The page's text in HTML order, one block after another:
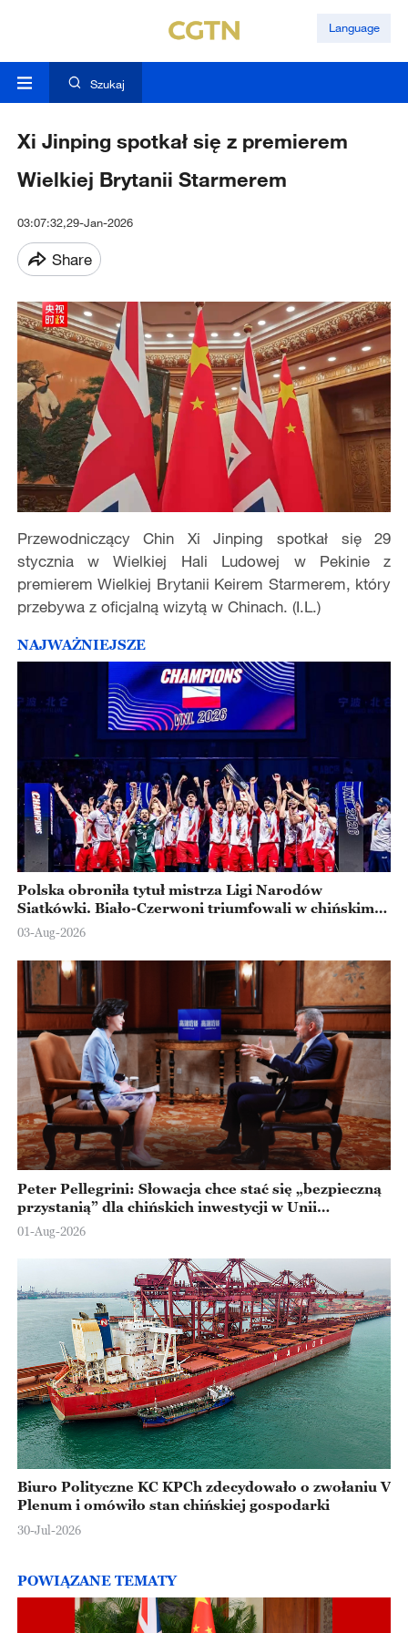
Language
Szukaj
Xi Jinping spotkał się z premierem
Wielkiej Brytanii Starmerem
03:07:32,29-Jan-2026
Share
Przewodniczący Chin Xi Jinping spotkał się 29
stycznia w Wielkiej Hali Ludowej w Pekinie z
premierem Wielkiej Brytanii Keirem Starmerem, który
przebywa z oficjalną wizytą w Chinach. (I.L.)
NAJWAŻNIEJSZE
Polska obroniła tytuł mistrza Ligi Narodów
Siatkówki. Biało-Czerwoni triumfowali w chińskim
Ningbo
03-Aug-2026
Peter Pellegrini: Słowacja chce stać się „bezpieczną
przystanią” dla chińskich inwestycji w Unii
Europejskiej
01-Aug-2026
Biuro Polityczne KC KPCh zdecydowało o zwołaniu V
Plenum i omówiło stan chińskiej gospodarki
30-Jul-2026
POWIĄZANE TEMATY